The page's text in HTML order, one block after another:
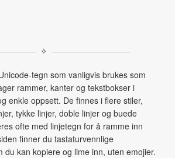
✧
tegn som vanligvis brukes som
rammer, kanter og tekstbokser i
enkle oppsett. De finnes i flere stiler,
tykke linjer, doble linjer og buede
ofte med linjetegn for å ramme inn
finner du tastaturvennlige
du kan kopiere og lime inn, uten emojier.